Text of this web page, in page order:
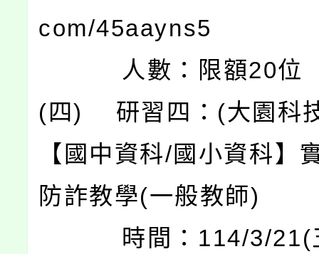
com/45aayns5
人數：限額20位
(四) 研習四：(大園科
【國中資科/國小資科】
防詐教學(一般教師)
時間：114/3/21(